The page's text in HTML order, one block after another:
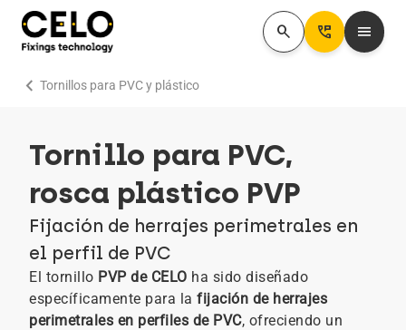
search Perm_Phone_Msg menu
Tornillos para PVC y plástico
chevron_right
Tornillo para PVC,
rosca plástico PVP
Fijación de herrajes perimetrales en
el perfil de PVC
El tornillo PVP de CELO ha sido diseñado
específicamente para la fijación de herrajes
perimetrales en perfiles de PVC, ofreciendo un